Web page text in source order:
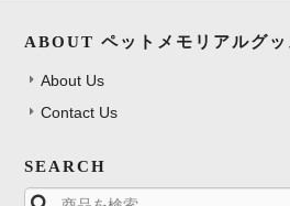
ABOUT ペットメモリアルグッ
About Us
Contact Us
SEARCH